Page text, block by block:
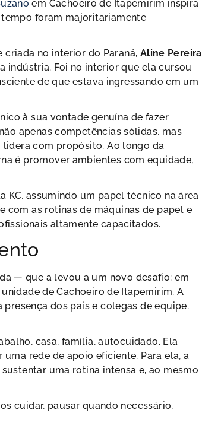
em Cachoeiro de Itapemirim inspira
foram majoritariamente
no interior do Paraná, Aline Pereira
indústria. Foi no interior que ela cursou
de que estava ingressando em um
à sua vontade genuína de fazer
apenas competências sólidas, mas
com propósito. Ao longo da
é promover ambientes com equidade,
KC, assumindo um papel técnico na área
com as rotinas de máquinas de papel e
altamente capacitados.
— que a levou a um novo desafio: em
de Cachoeiro de Itapemirim. A
dos pais e colegas de equipe.
casa, família, autocuidado. Ela
rede de apoio eficiente. Para ela, a
uma rotina intensa e, ao mesmo
cuidar, pausar quando necessário,